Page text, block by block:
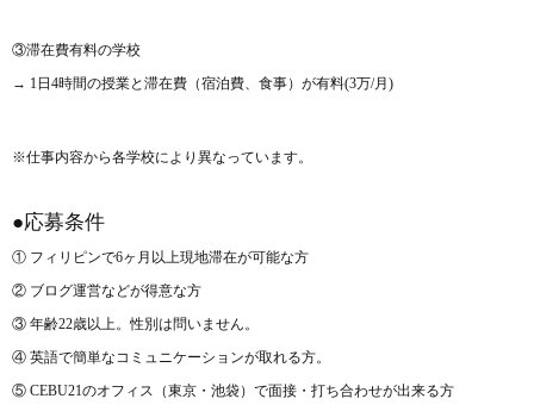
③滞在費有料の学校
→ 1 日 4時間の授業と滞在費（宿泊費、食事）が有料(3万/月 )
※仕事内容から各学校により異なっています。
●応募条件
① フィリピンで6ヶ月以上現地滞在が可能な方
② ブログ運営などが得意な方
③ 年齢22歳以上。性別は問いません。
④ 英語で簡単なコミュニケーションが取れる方。
⑤ CEBU21のオフィス（東京・池袋）で面接・打ち合わせが出来る方